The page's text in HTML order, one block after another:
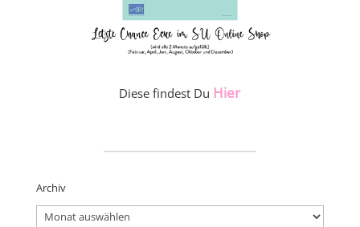
Diese findest Du Hier
Archiv
Archiv